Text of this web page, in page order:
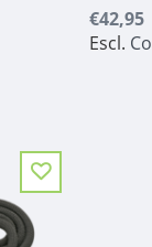
€42,95
Escl.